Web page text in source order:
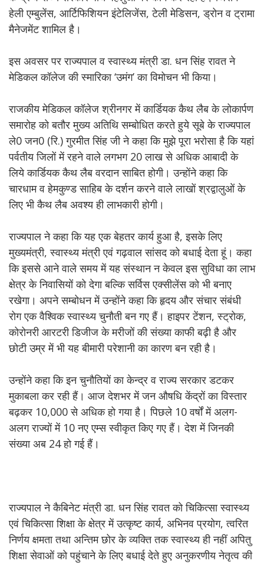
हेली एम्बुलेंस, आर्टिफिशियन इंटेलिजेंस, टेली मेडिसन, ड्रोन व ट्रामा
मैनेजमेंट शामिल है।
इस अवसर पर राज्यपाल व स्वास्थ्य मंत्री डा. धन सिंह रावत ने
मेडिकल कॉलेज की स्मारिका ‘उमंग’ का विमोचन भी किया।
राजकीय मेडिकल कॉलेज श्रीनगर में कार्डियक कैथ लैब के लोकार्पण
समारोह को बतौर मुख्य अतिथि सम्बोधित करते हुये सूबे के राज्यपाल
ले0 जन0 (रि.) गुरमीत सिंह जी ने कहा कि मुझे पूरा भरोसा है कि यहां
पर्वतीय जिलों में रहने वाले लगभग 20 लाख से अधिक आबादी के
लिये कार्डियक कैथ लैब वरदान साबित होगी। उन्होंने कहा कि
चारधाम व हेमकुण्ड साहिब के दर्शन करने वाले लाखों श्रद्वालुओं के
लिए भी कैथ लैब अवश्य ही लाभकारी होगी।
राज्यपाल ने कहा कि यह एक बेहतर कार्य हुआ है, इसके लिए
मुख्यमंत्री, स्वास्थ्य मंत्री एवं गढ़वाल सांसद को बधाई देता हूं। कहा
कि इससे आने वाले समय में यह संस्थान न केवल इस सुविधा का लाभ
क्षेत्र के निवासियों को देगा बल्कि सर्विस एक्सीलेंस को भी बनाए
रखेगा। अपने सम्बोधन में उन्होंने कहा कि हृदय और संचार संबंधी
रोग एक वैश्विक स्वास्थ्य चुनौती बन गए हैं। हाइपर टेंशन, स्ट्रोक,
कोरोनरी आरटरी डिजीज के मरीजों की संख्या काफी बढ़ी है और
छोटी उम्र में भी यह बीमारी परेशानी का कारण बन रही है।
उन्होंने कहा कि इन चुनौतियों का केन्द्र व राज्य सरकार डटकर
मुकाबला कर रही हैं। आज देशभर में जन औषधि केंद्रों का विस्तार
बढ़कर 10,000 से अधिक हो गया है। पिछले 10 वर्षों में अलग-
अलग राज्यों में 10 नए एम्स स्वीकृत किए गए हैं। देश में जिनकी
संख्या अब 24 हो गई हैं।
राज्यपाल ने कैबिनेट मंत्री डा. धन सिंह रावत को चिकित्सा स्वास्थ्य
एवं चिकित्सा शिक्षा के क्षेत्र में उत्कृष्ट कार्य, अभिनव प्रयोग, त्वरित
निर्णय क्षमता तथा अन्तिम छोर के व्यक्ति तक स्वास्थ्य ही नहीं अपितु
शिक्षा सेवाओं को पहुंचाने के लिए बधाई देते हुए अनुकरणीय नेतृत्व की